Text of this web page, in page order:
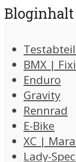
Bloginhalt
BMX |
Enduro
Gravity
Rennrad
E-Bike
XC |
Lady-